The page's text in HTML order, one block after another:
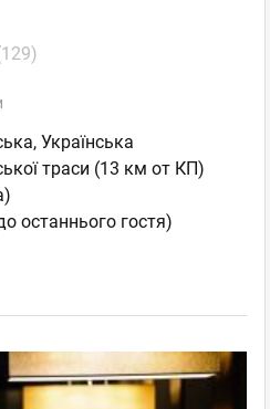
, Українська
траси (13 км от КП)
останнього гостя)